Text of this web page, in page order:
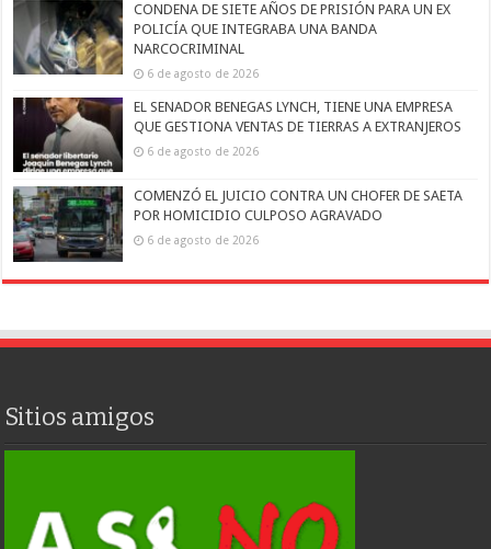
CONDENA DE SIETE AÑOS DE PRISIÓN PARA UN EX
POLICÍA QUE INTEGRABA UNA BANDA
NARCOCRIMINAL
6 de agosto de 2026
EL SENADOR BENEGAS LYNCH, TIENE UNA EMPRESA
QUE GESTIONA VENTAS DE TIERRAS A EXTRANJEROS
6 de agosto de 2026
COMENZÓ EL JUICIO CONTRA UN CHOFER DE SAETA
POR HOMICIDIO CULPOSO AGRAVADO
6 de agosto de 2026
Sitios amigos